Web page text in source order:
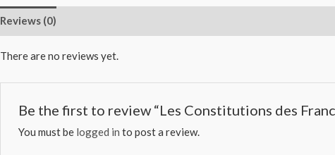
Reviews (0)
There are no reviews yet.
Be the first to review “Les Constitutions des
You must be logged in to post a review.